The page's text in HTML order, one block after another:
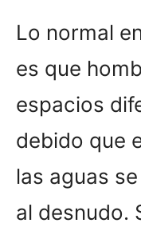
Lo normal
es que
espacios
debido que
las aguas
al desnudo.